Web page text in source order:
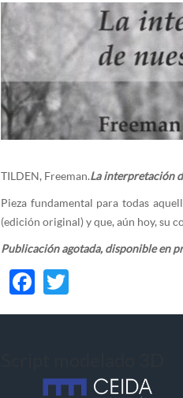
TILDEN, Freeman.La interpretación
Pieza fundamental para todas
(edición original) y que, aún hoy, su
Publicación agotada, disponible en
Facebook